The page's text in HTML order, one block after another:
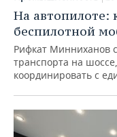
На автопилоте:
беспилотной
Рифкат Минниханов
транспорта на
координировать с